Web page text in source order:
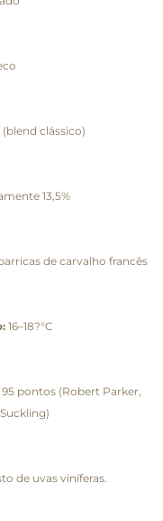
clássico)
13,5%
de carvalho francês
16–18?°C
pontos (Robert Parker,
de uvas viníferas.